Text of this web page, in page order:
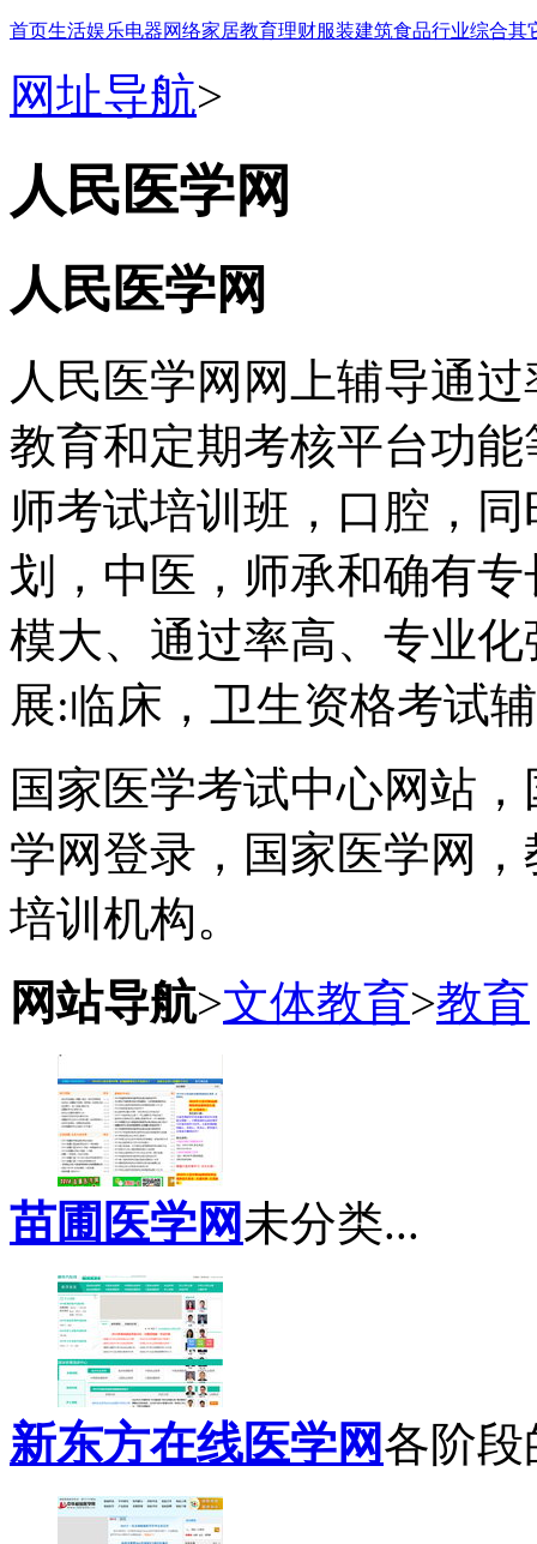
首页生活娱乐电器网络家居教育理财服装建筑食品行业综合其
网址导航>
人民医学网
人民医学网
人民医学网网上辅导通
教育和定期考核平台功
师考试培训班，口腔，
划，中医，师承和确有
模大、通过率高、专业
展:临床，卫生资格考试
国家医学考试中心网站
学网登录，国家医学网
培训机构。
网站导航>文体教育>教育
苗圃医学网 未分类...
新东方在线医学网各阶段